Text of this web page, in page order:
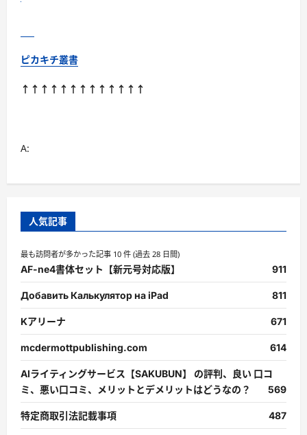
ピカキチ叢書
↑↑↑↑↑↑↑↑↑↑↑↑↑
A:
人気記事
最も訪問者が多かった記事 10 件 (過去 28 日間)
AF-ne4書体セット【新元号対応版】 911
Добавить Калькулятор на iPad 811
Kアリーナ 671
mcdermottpublishing.com 614
AIライティングサービス【SAKUBUN】 の評判、良い 口コ
ミ、悪い口コミ、メリットとデメリットはどうなの？
569
特定商取引法記載事項 487